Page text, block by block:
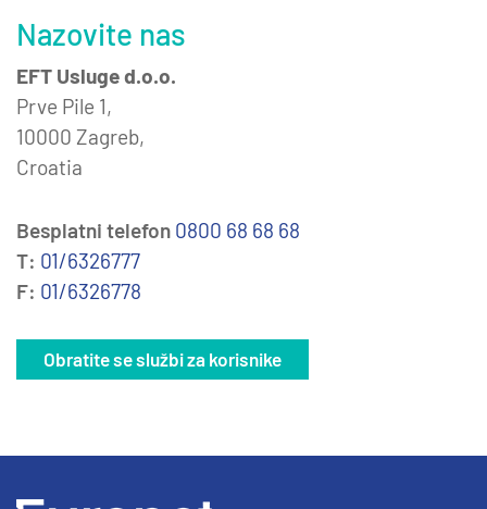
Nazovite nas
EFT Usluge d.o.o.
Prve Pile 1,
10000 Zagreb,
Croatia
Besplatni telefon 0800 68 68 68
T: 01/6326777
F: 01/6326778
Obratite se službi za korisnike